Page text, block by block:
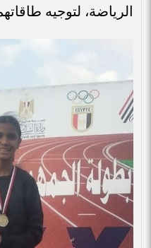
الرياضة، لتوجيه